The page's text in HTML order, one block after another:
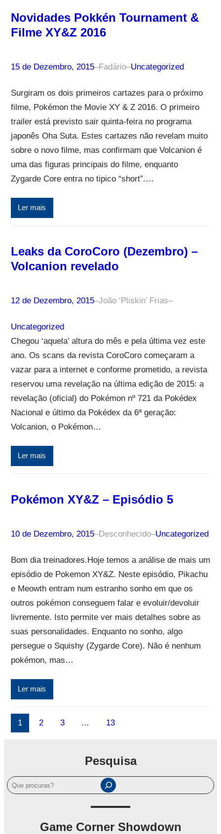
Novidades Pokkén Tournament &
Filme XY&Z 2016
15 de Dezembro, 2015–Fadário–Uncategorized
Surgiram os dois primeiros cartazes para o próximo
filme, Pokémon the Movie XY & Z 2016. O primeiro
trailer está previsto sair quinta-feira no programa
japonês Oha Suta. Estes cartazes não revelam muito
sobre o novo filme, mas confirmam que Volcanion é
uma das figuras principais do filme, enquanto
Zygarde Core entra no tipico “short”.…
Ler mais
Leaks da CoroCoro (Dezembro) –
Volcanion revelado
12 de Dezembro, 2015–João ‘Pliskin’ Frias–
Uncategorized
Chegou ‘aquela’ altura do mês e pela última vez este
ano. Os scans da revista CoroCoro começaram a
vazar para a internet e conforme prometido, a revista
reservou uma revelação na última edição de 2015: a
revelação (oficial) do Pokémon nº 721 da Pokédex
Nacional e último da Pokédex da 6ª geração:
Volcanion, o Pokémon…
Ler mais
Pokémon XY&Z – Episódio 5
10 de Dezembro, 2015–Desconhecido–Uncategorized
Bom dia treinadores.Hoje temos a análise de mais um
episódio de Pokemon XY&Z. Neste episódio, Pikachu
e Meowth entram num estranho sonho em que os
outros pokémon conseguem falar e evoluir/devoluir
livremente. Isto permite ver mais detalhes sobre as
suas personalidades. Enquanto no sonho, algo
persegue o Squishy (Zygarde Core). Não é nenhum
pokémon, mas…
Ler mais
1 2 3 … 13
Pesquisa
P
e
Game Corner Showdown